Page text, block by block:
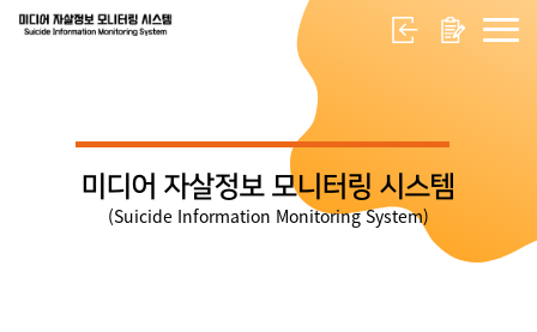
미디어 자살정보 모니터링 시스템
(Suicide Information Monitoring System)